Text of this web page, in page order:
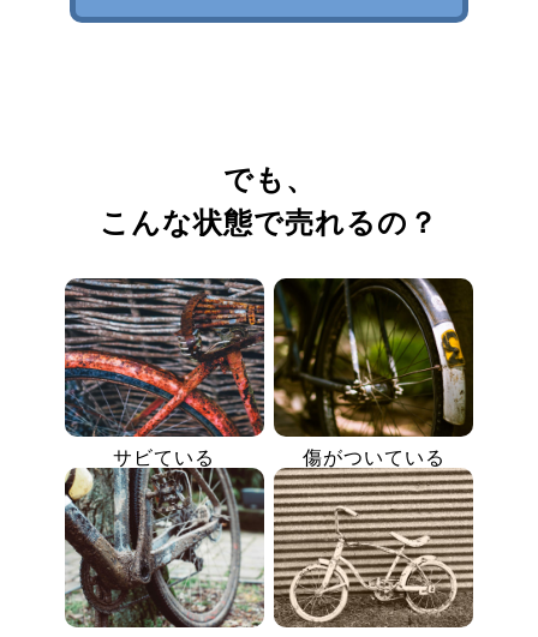
でも、
こんな状態で売れるの？
サビている 傷がついている